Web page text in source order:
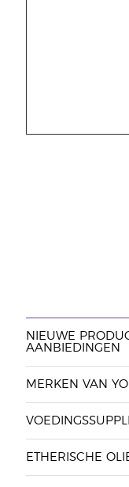
NIEUWE
AANBIEDINGEN
MERKEN VAN
ETHERISCHE